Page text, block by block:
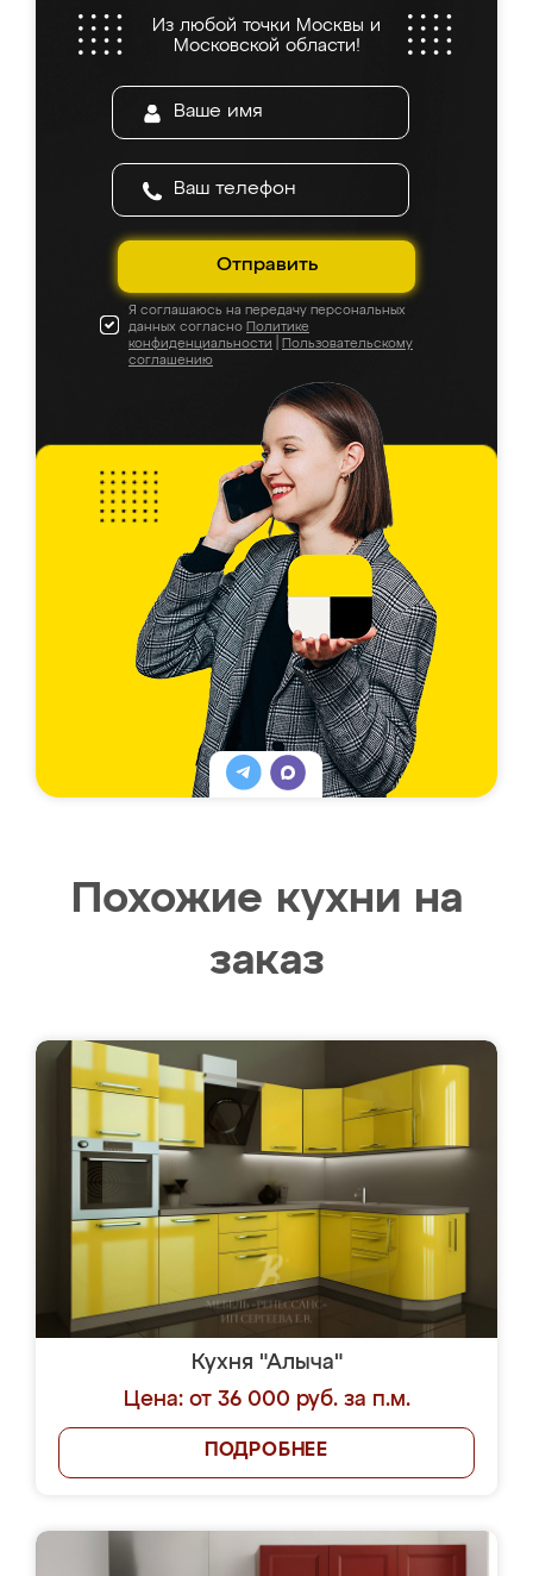
Из любой точки Москвы и
Московской области!
Отправить
Я соглашаюсь на передачу персональных
данных согласно Политике
конфиденциальности
Пользовательскому
соглашению
Похожие кухни на
заказ
Кухня "Алыча"
Цена: от 36 000 руб. за п.м.
ПОДРОБНЕЕ